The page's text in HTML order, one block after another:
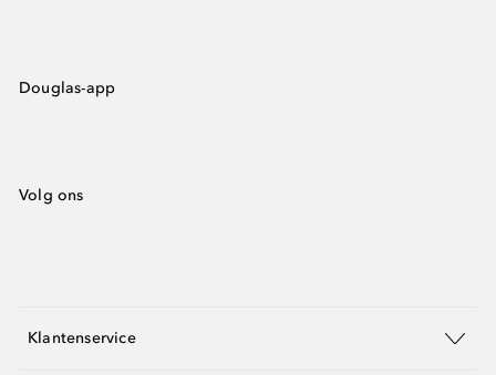
Douglas-app
Volg ons
Klantenservice